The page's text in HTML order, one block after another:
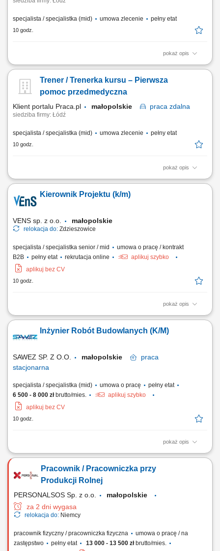
specjalista / specjalistka (mid) umowa zlecenie pełny etat
10 godz.
pokaż opis
Prowadzenie kursu / szkolenia: Pierwsza pomoc pediatryczna; Czas
Polska;
Trener / Trenerka kursu – Pierwsza
pomoc przedmedyczna
Klient portalu Praca.pl małopolskie praca zdalna
siedziba firmy: Łódź
specjalista / specjalistka (mid) umowa zlecenie pełny etat
10 godz.
pokaż opis
Prowadzenie kursu / szkolenia z zakresu - Pierwsza pomoc
działania: cała Polska;
Kierownik Projektu (k/m)
VENS sp. z o.o. małopolskie
relokacja do: Zdzieszowice
specjalista / specjalistka senior / mid
umowa o pracę / kontrakt
B2B
pełny etat rekrutacja online
aplikuj szybko
aplikuj bez CV
10 godz.
pokaż opis
Zarządzanie projektem: pełnienie funkcji Kierownika Projektu i
uruchomienie i przekazanie do użytkowania; Dokumentacja i
planowanie: opracowywanie dokumentacji, specyfikacji projektowych,
Inżynier Robót Budowlanych (K/M)
SAWEZ SP. Z O.O. małopolskie
praca
stacjonarna
specjalista / specjalistka (mid) umowa o pracę
pełny etat
6 500 - 8 000 złbrutto/mies.
aplikuj szybko
aplikuj bez CV
10 godz.
pokaż opis
Opis stanowiska Organizacja, prowadzenie i nadzór nad realizacją
dotyczących rozwiązań konstrukcyjnych, technicznych; Prowadzenie
dokumentacji budowlanej i technicznej oraz korespondencji związanej
Pracownik / Pracowniczka przy
Produkcji Rolnej
PERSONALSOS Sp. z o.o.
małopolskie
za 2 dni wygasa
relokacja do: Niemcy
pracownik fizyczny / pracowniczka fizyczna
umowa o pracę / na
zastępstwo
pełny etat 13 000 - 13 500 złbrutto/mies.